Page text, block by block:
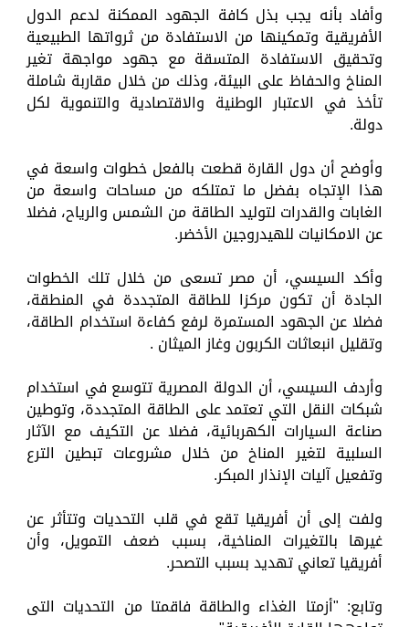
وأفاد بأنه يجب بذل كافة الجهود الممكنة لدعم الدول
الأفريقية وتمكينها من الاستفادة من ثرواتها الطبيعية
وتحقيق الاستفادة المتسقة مع جهود مواجهة تغير
المناخ والحفاظ على البيئة، وذلك من خلال مقاربة شاملة
تأخذ في الاعتبار الوطنية والاقتصادية والتنموية لكل
دولة.
وأوضح أن دول القارة قطعت بالفعل خطوات واسعة في
هذا الإتجاه بفضل ما تمتلكه من مساحات واسعة من
الغابات والقدرات لتوليد الطاقة من الشمس والرياح، فضلا
عن الامكانيات للهيدروجين الأخضر.
وأكد السيسي، أن مصر تسعى من خلال تلك الخطوات
الجادة أن تكون مركزا للطاقة المتجددة في المنطقة،
فضلا عن الجهود المستمرة لرفع كفاءة استخدام الطاقة،
وتقليل انبعاثات الكربون وغاز الميثان .
وأردف السيسي، أن الدولة المصرية تتوسع في استخدام
شبكات النقل التي تعتمد على الطاقة المتجددة، وتوطين
صناعة السيارات الكهربائية، فضلا عن التكيف مع الآثار
السلبية لتغير المناخ من خلال مشروعات تبطين الترع
وتفعيل آليات الإنذار المبكر.
ولفت إلى أن أفريقيا تقع في قلب التحديات وتتأثر عن
غيرها بالتغيرات المناخية، بسبب ضعف التمويل، وأن
أفريقيا تعاني تهديد بسبب التصحر.
وتابع: "أزمتا الغذاء والطاقة فاقمتا من التحديات التى